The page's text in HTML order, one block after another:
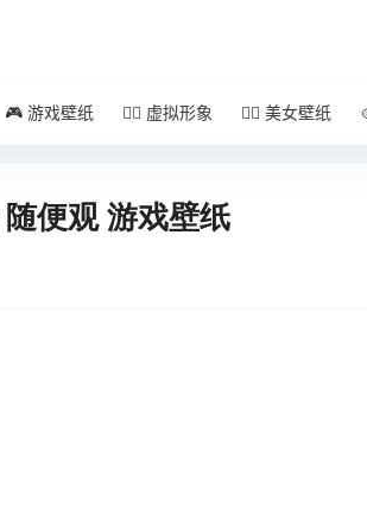
🎮 游戏壁纸 🧚‍♀️ 虚拟形象 🧜‍♀️ 美女壁纸
便观 游戏壁纸